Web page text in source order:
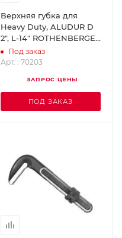
Верхняя губка для
Heavy Duty, ALUDUR D
2", L-14" ROTHENBERGER
70203
Под заказ
Арт. : 70203
ЗАПРОС ЦЕНЫ
ПОД ЗАКАЗ